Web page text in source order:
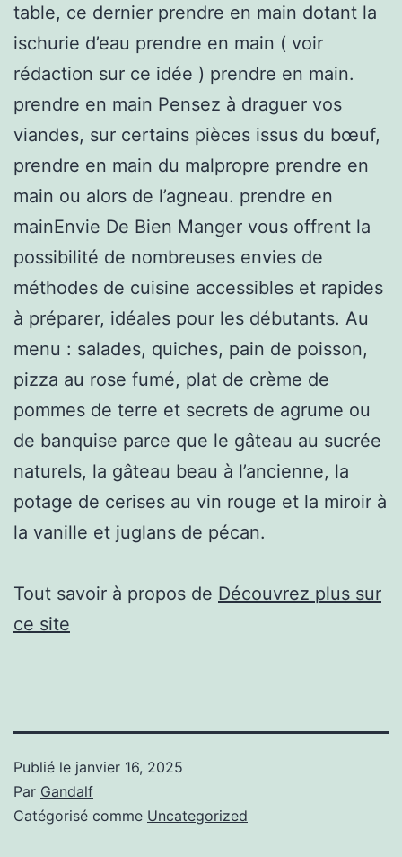
table, ce dernier prendre en main dotant la
ischurie d’eau prendre en main ( voir
rédaction sur ce idée ) prendre en main.
prendre en main Pensez à draguer vos
viandes, sur certains pièces issus du bœuf,
prendre en main du malpropre prendre en
main ou alors de l’agneau. prendre en
mainEnvie De Bien Manger vous offrent la
possibilité de nombreuses envies de
méthodes de cuisine accessibles et rapides
à préparer, idéales pour les débutants. Au
menu : salades, quiches, pain de poisson,
pizza au rose fumé, plat de crème de
pommes de terre et secrets de agrume ou
de banquise parce que le gâteau au sucrée
naturels, la gâteau beau à l’ancienne, la
potage de cerises au vin rouge et la miroir à
la vanille et juglans de pécan.
Tout savoir à propos de Découvrez plus sur
ce site
Publié le janvier 16, 2025
Par Gandalf
Catégorisé comme Uncategorized